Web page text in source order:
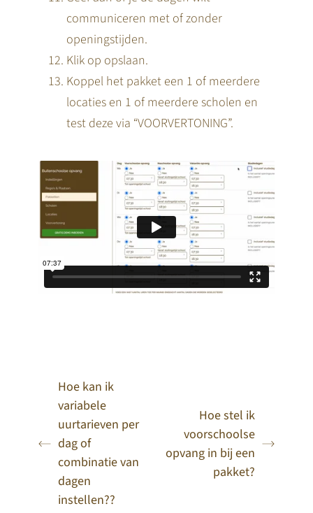
communiceren met of zonder
openingstijden.
Klik op opslaan.
Koppel het pakket een 1 of meerdere
locaties en 1 of meerdere scholen en
test deze via “VOORVERTONING”.
Hoe kan ik
variabele
uurtarieven per
dag of
combinatie van
dagen
instellen??
Hoe stel ik
voorschoolse
opvang in bij een
pakket?